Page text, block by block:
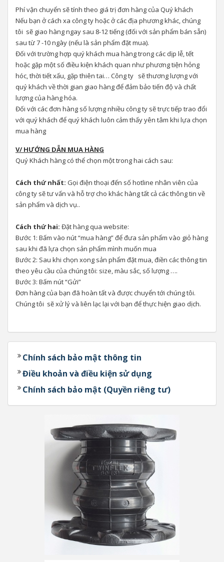
Phí vận chuyển sẽ tính theo giá trị đơn hàng của Quý khách
Nếu bạn ở cách xa công ty hoặc ở các địa phương khác, chúng
tôi sẽ giao hàng ngay sau 8-12 tiếng (đối với sản phẩm bán sẵn)
sau từ 7 -10 ngày (nếu là sản phẩm đặt mua).
Đối với trường hợp quý khách mua hàng trong các dịp lễ, tết
hoặc gặp một số điều kiện khách quan như phương tiện hỏng
hóc, thời tiết xấu, gặp thiên tai… Công ty sẽ thương lượng với
quý khách về thời gian giao hàng để đảm bảo tiến độ và chất
lượng của hàng hóa.
Đối với các đơn hàng số lượng nhiều công ty sẽ trực tiếp trao đổi
với quý khách để quý khách luôn cảm thấy yên tâm khi lựa chọn
mua hàng
V/ HƯỚNG DẪN MUA HÀNG
Quý Khách hàng có thể chọn một trong hai cách sau:
Cách thứ nhất: Gọi điện thoại đến số hotline nhân viên của
công ty sẽ tư vấn và hỗ trợ cho khác hàng tất cả các thông tin về
sản phẩm và dịch vụ..
Cách thứ hai: Đặt hàng qua website:
Bước 1: Bấm vào nút “mua hàng” để đưa sản phẩm vào giỏ hàng
sau khi đã lựa chọn sản phẩm mình muốn mua
Bước 2: Sau khi chọn xong sản phẩm đặt mua, điền các thông tin
theo yêu cầu của chúng tôi: size, màu sắc, số lượng ….
Bước 3: Bấm nút “Gửi”
Đơn hàng của bạn đã hoàn tất và được chuyển tới chúng tôi.
Chúng tôi sẽ xử lý và liên lạc lại với bạn để thực hiện giao dịch.
Chính sách bảo mật thông tin
Điều khoản và điều kiện sử dụng
Chính sách bảo mật (Quyền riêng tư)